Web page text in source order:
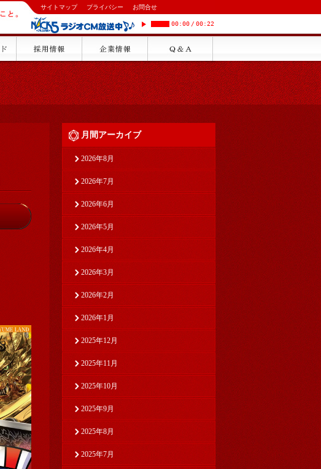
サイトマップ プライバシー お問合せ
00:00 / 00:22
月間アーカイブ
2026年8月
2026年7月
2026年6月
2026年5月
2026年4月
2026年3月
2026年2月
2026年1月
2025年12月
2025年11月
2025年10月
2025年9月
2025年8月
2025年7月